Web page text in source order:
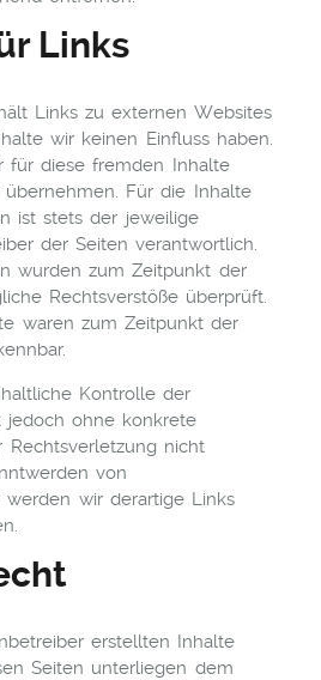
Links
Links zu externen Websites
wir keinen Einfluss haben.
für diese fremden Inhalte
Für die Inhalte
ist stets der jeweilige
der Seiten verantwortlich.
wurden zum Zeitpunkt der
Rechtsverstöße überprüft.
waren zum Zeitpunkt der
Kontrolle der
jedoch ohne konkrete
Rechtsverletzung nicht
von
werden wir derartige Links
erstellten Inhalte
Seiten unterliegen dem